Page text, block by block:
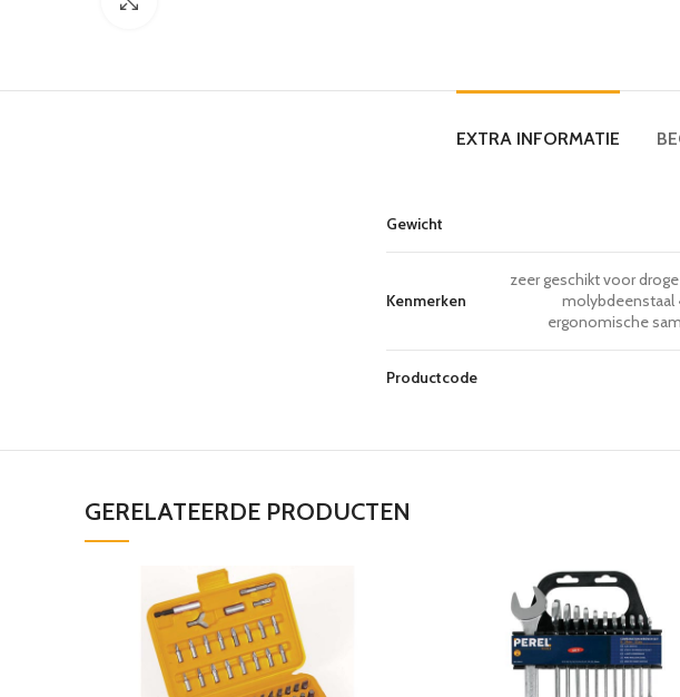
EXTRA INFORMATIE
Gewicht
Kenmerken
zeer geschikt voor
molybdeenstaal
ergonomische
Productcode
GERELATEERDE PRODUCTEN